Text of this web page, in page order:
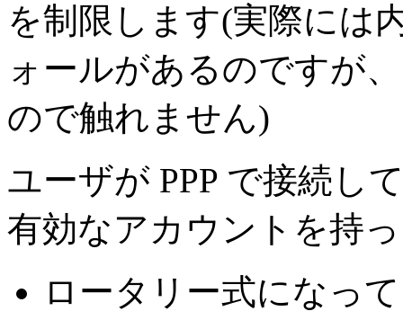
を制限します(実際には
ォールがあるのですが
ので触れません)
ユーザが PPP で接続し
有効なアカウントを持
ロータリー式になっ